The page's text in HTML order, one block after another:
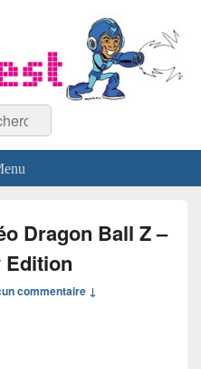
:
Dragon Ball Z –
Edition
commentaire ↓